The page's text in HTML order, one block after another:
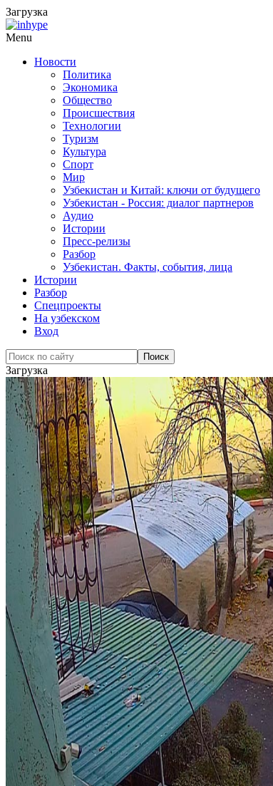
Загрузка
Menu
Новости
Политика
Экономика
Общество
Происшествия
Технологии
Туризм
Культура
Спорт
Мир
Узбекистан и Китай: ключи от будущего
Узбекистан - Россия: диалог партнеров
Аудио
Истории
Пресс-релизы
Разбор
Узбекистан. Факты, события, лица
Истории
Разбор
Спецпроекты
На узбекском
Вход
Загрузка